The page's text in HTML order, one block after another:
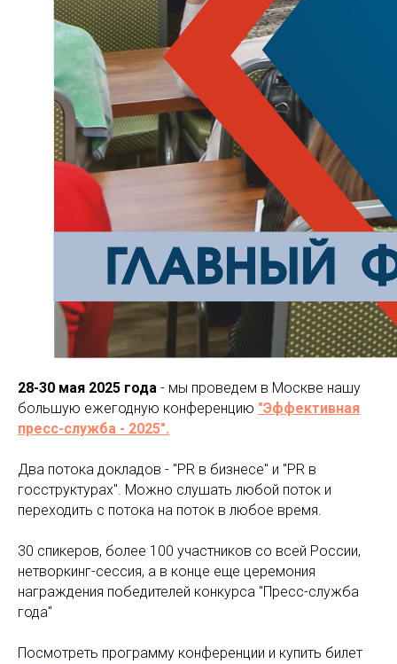
28-30 мая 2025 года - мы проведем в Москве нашу
большую ежегодную конференцию "Эффективная
пресс-служба - 2025".
Два потока докладов - "PR в бизнесе" и "PR в
госструктурах". Можно слушать любой поток и
переходить с потока на поток в любое время.
30 спикеров, более 100 участников со всей России,
нетворкинг-сессия, а в конце еще церемония
награждения победителей конкурса "Пресс-служба
года"
Посмотреть программу конференции и купить билет